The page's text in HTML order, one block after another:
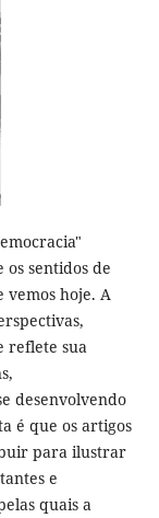
sentidos de
vemos hoje. A
reflete sua
desenvolvendo
é que os artigos
para ilustrar
e
quais a